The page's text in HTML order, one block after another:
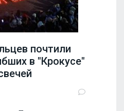
почтили
в "Крокусе"